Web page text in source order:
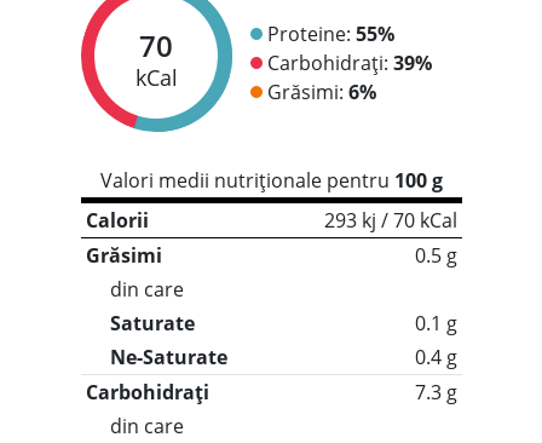
70
kCal
Proteine: 55%
Carbohidrați: 39%
Grăsimi: 6%
Valori medii nutriționale pentru 100 g
Calorii
293 kj / 70 kCal
Grăsimi
0.5 g
din care
Saturate
0.1 g
Ne-Saturate
0.4 g
Carbohidrați
7.3 g
din care